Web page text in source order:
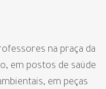
na praça da
em postos de saúde
em peças